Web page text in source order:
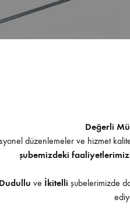
Açelya Uzun Havluluk
Değerli
düzenlemeler ve hizmet
şubemizdeki
Dudullu ve İkitelli şubelerimizde